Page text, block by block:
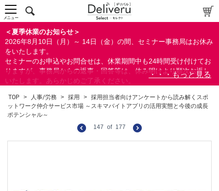
＜夏季休業のお知らせ＞
2026年8月10日（月）～ 14日（金）の間、セミナー事務局はお休み
をいたします。
セミナーのお申込やお問合せは、休業期間中も24時間受け付けてお
りますが、事務局からの返事・回答等は、休み明けより順次お返し
いたします。あらかじめご了承ください。
ができます。
メニュー
TOP > 人事/労務 > 採用 > 採用担当者向けアンケートから読み解くスポ
ットワーク仲介サービス市場 ～スキマバイトアプリの活用実態と今後の成長
ポテンシャル～
147 of 177